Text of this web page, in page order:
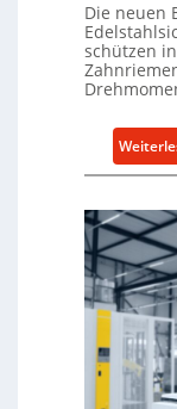
Die neuen
schützen